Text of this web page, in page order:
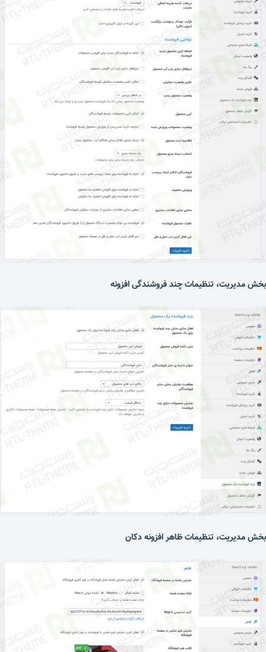
بخش مدیریت، تنظیمات چند فروشندگی افزونه
بخش مدیریت، تنظیمات ظاهر افزونه دکان